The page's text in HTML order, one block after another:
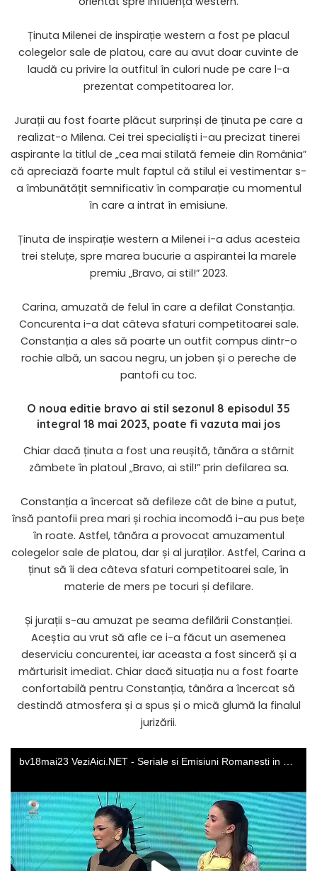
Ținuta Milenei de inspirație western a fost pe placul
colegelor sale de platou, care au avut doar cuvinte de
laudă cu privire la outfitul în culori nude pe care l-a
prezentat competitoarea lor.
Jurații au fost foarte plăcut surprinși de ținuta pe care a
realizat-o Milena. Cei trei specialiști i-au precizat tinerei
aspirante la titlul de „cea mai stilată femeie din România”
că apreciază foarte mult faptul că stilul ei vestimentar s-
a îmbunătățit semnificativ în comparație cu momentul
în care a intrat în emisiune.
Ținuta de inspirație western a Milenei i-a adus acesteia
trei steluțe, spre marea bucurie a aspirantei la marele
premiu „Bravo, ai stil!” 2023.
Carina, amuzată de felul în care a defilat Constanția.
Concurenta i-a dat câteva sfaturi competitoarei sale.
Constanția a ales să poarte un outfit compus dintr-o
rochie albă, un sacou negru, un joben și o pereche de
pantofi cu toc.
O noua editie bravo ai stil sezonul 8 episodul 35
integral 18 mai 2023, poate fi vazuta mai jos
Chiar dacă ținuta a fost una reușită, tânăra a stârnit
zâmbete în platoul „Bravo, ai stil!” prin defilarea sa.
Constanția a încercat să defileze cât de bine a putut,
însă pantofii prea mari și rochia incomodă i-au pus bețe
în roate. Astfel, tânăra a provocat amuzamentul
colegelor sale de platou, dar și al juraților. Astfel, Carina a
ținut să îi dea câteva sfaturi competitoarei sale, în
materie de mers pe tocuri și defilare.
Și jurații s-au amuzat pe seama defilării Constanției.
Aceștia au vrut să afle ce i-a făcut un asemenea
deserviciu concurentei, iar aceasta a fost sinceră și a
mărturisit imediat. Chiar dacă situația nu a fost foarte
confortabilă pentru Constanția, tânăra a încercat să
destindă atmosfera și a spus și o mică glumă la finalul
jurizării.